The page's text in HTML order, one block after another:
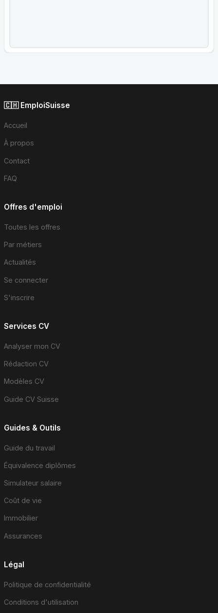
🇨🇭 EmploiSuisse
Accueil
À propos
Contact
FAQ
Offres d'emploi
Toutes les offres
Par métiers
Actualités
Se connecter
S'inscrire
Services CV
Analyser mon CV
Rédaction CV
Modèles CV
Guide CV Suisse
Guides & Outils
Guide du travail
Équivalence diplômes
Simulateur salaire
Coût de vie
Immobilier
Assurances
Légal
Politique de confidentialité
Conditions d'utilisation